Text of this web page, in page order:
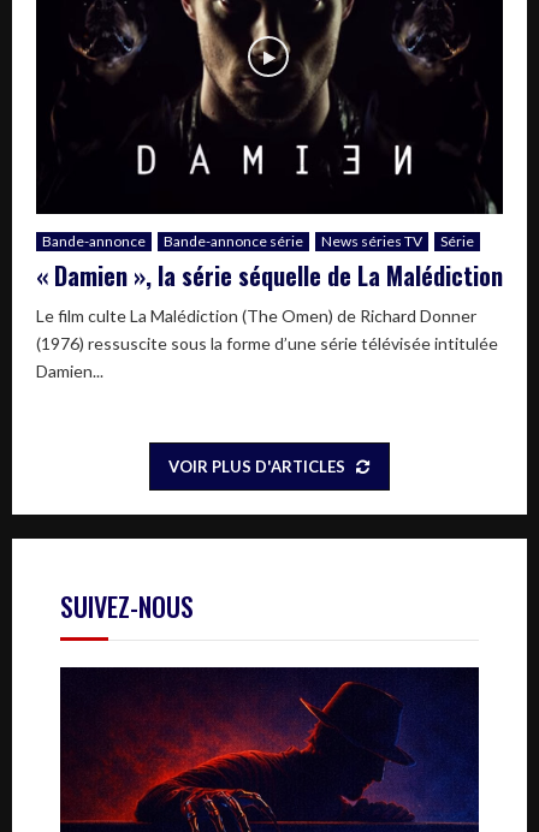
Bande-annonce Bande-annonce série News séries TV Série
« Damien », la série séquelle de La Malédiction
Le film culte La Malédiction (The Omen) de Richard Donner
(1976) ressuscite sous la forme d’une série télévisée intitulée
Damien...
VOIR PLUS D'ARTICLES
SUIVEZ-NOUS